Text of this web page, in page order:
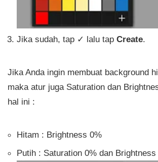
Jika sudah, tap ✓ lalu tap Create.
Jika Anda ingin membuat background
maka atur juga Saturation dan
hal ini :
Hitam : Brightness 0%
Putih : Saturation 0% dan